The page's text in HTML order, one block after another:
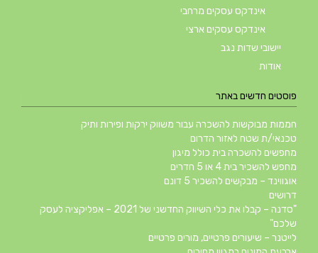
אינדקס עסקים מרחבי
אינדקס עסקים ארצי
יישובי שדות נגב
אודות
פוסטים חדשים באתר
חממות מבוקשות להשכרה עבור משווק ירקות ופירות ותיק
טכנאי/ת שטח לאזור הדרום
מחפשים להשכרה בית כולל מיגון
מחפש להשכיר בית 4 או 5 חדרים
אוגווינד – מבקשים להשכיר 5 דונם
דרושים
"סדנה – קבלו את כלי השיווק החדשני של 2021 – אפליקציה לעסק
שלכם"
לייטנר – שיעורים פרטיים, מורים פרטיים